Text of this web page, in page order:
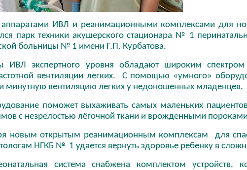
ИВЛ и реанимационными комплексами для
парк техники акушерского стационара № 1
больницы № 1 имени Г.П. Курбатова.
ИВЛ экспертного уровня обладают широким
вентиляции легких. С помощью «умного»
минутную вентиляцию легких у недоношенных младенцев.
поможет выхаживать самых маленьких
с незрелостью лёгочной ткани и врожденными
новым открытым реанимационным комплексам для
НГКБ № 1 удается вернуть здоровье ребенку в
система снабжена комплектом